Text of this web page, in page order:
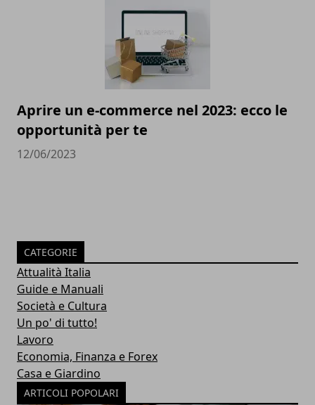
Aprire un e-commerce nel 2023: ecco le
opportunità per te
12/06/2023
CATEGORIE
Attualità Italia
Guide e Manuali
Società e Cultura
Un po' di tutto!
Lavoro
Economia, Finanza e Forex
Casa e Giardino
ARTICOLI POPOLARI